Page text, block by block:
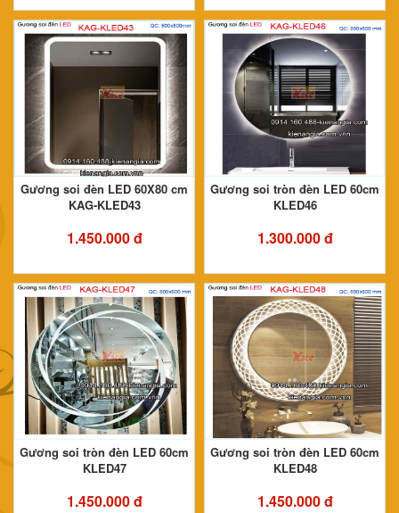
Gương soi đèn LED 60X80 cm
KAG-KLED43
1.450.000 đ
Gương soi tròn đèn LED 60cm
KLED46
1.300.000 đ
Gương soi tròn đèn LED 60cm
KLED47
1.450.000 đ
Gương soi tròn đèn LED 60cm
KLED48
1.450.000 đ